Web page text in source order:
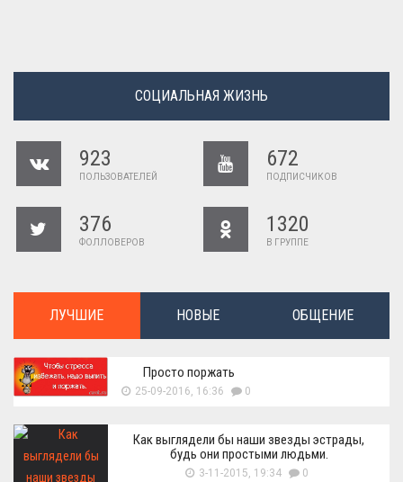
СОЦИАЛЬНАЯ ЖИЗНЬ
923
ПОЛЬЗОВАТЕЛЕЙ
672
ПОДПИСЧИКОВ
376
ФОЛЛОВЕРОВ
1320
В ГРУППЕ
ЛУЧШИЕ НОВЫЕ ОБЩЕНИЕ
Просто поржать
25-09-2016, 16:36 0
Как выглядели бы наши звезды эстрады,
будь они простыми людьми.
3-11-2015, 19:34 0